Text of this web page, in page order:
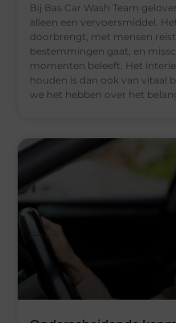
Bij Bas Car Wash Team
alleen een vervoersmiddel.
doorbrengt, met mensen
bestemmingen gaat, en
momenten beleeft. Het
houden is dan ook van vitaal
we het hebben over het